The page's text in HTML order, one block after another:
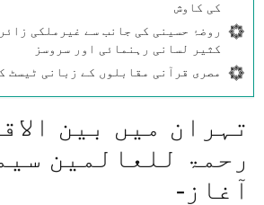
کی کاوش
روضۂ حسینی کی جانب سے غیرملکی
کثیر لسانی رہنمائی اور سروسز
مصری قرآنی مقابلوں کے زبانی ٹیسٹ
تہران میں بين
رحمۃ للعالمين
آغاز-